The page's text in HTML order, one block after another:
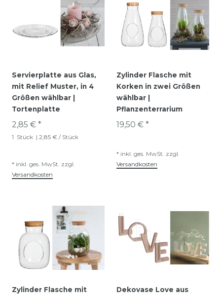
Servierplatte aus Glas,
mit Relief Muster, in 4
Größen wählbar |
Tortenplatte
2,85 € *
1 Stück | 2,85 € / Stück
* inkl. ges. MwSt. zzgl.
Versandkosten
Zylinder Flasche mit
Korken in zwei Größen
wählbar |
Pflanzenterrarium
19,50 € *
* inkl. ges. MwSt. zzgl.
Versandkosten
Zylinder Flasche mit Dekovase Love aus